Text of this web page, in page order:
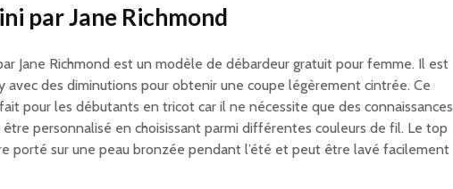
par Jane Richmond
Jane Richmond est un modèle de débardeur gratuit pour femme. Il est
avec des diminutions pour obtenir une coupe légèrement cintrée. Ce
pour les débutants en tricot car il ne nécessite que des connaissances
personnalisé en choisissant parmi différentes couleurs de fil. Le top
porté sur une peau bronzée pendant l’été et peut être lavé facilement